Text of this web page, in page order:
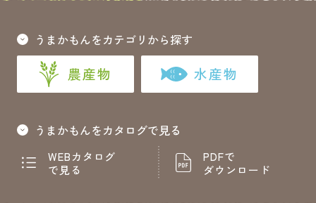
うまかもんをカテゴリから探す
農産物 水産物
うまかもんをカタログで見る
WEBカタログ
で見る
PDFで
ダウンロード